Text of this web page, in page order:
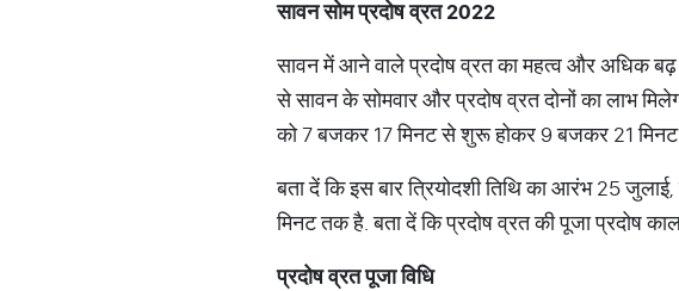
सावन सोम प्रदोष व्रत2022
सावन में आने वाले प्रदोष व्रत का महत्व और अधिक बढ़
से सावन के सोमवार और प्रदोष व्रत दोनों का लाभ
को 7 बजकर 17 मिनट से शुरू होकर 9 बजकर 21
बता दें कि इस बार त्रियोदशी तिथि का आरंभ 25
मिनट तक है. बता दें कि प्रदोष व्रत की पूजा प्रदोष
प्रदोष व्रत पूजा विधि